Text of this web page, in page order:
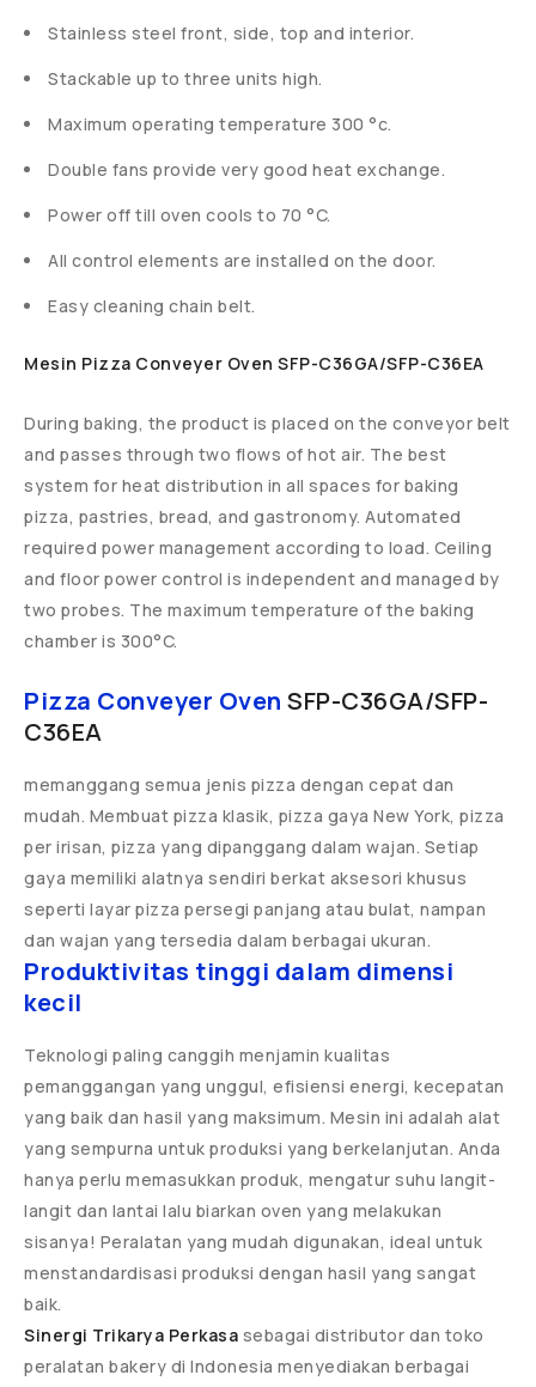
Stainless steel front, side, top and interior.
Stackable up to three units high.
Maximum operating temperature 300 °c.
Double fans provide very good heat exchange.
Power off till oven cools to 70 °C.
All control elements are installed on the door.
Easy cleaning chain belt.
Mesin Pizza Conveyer Oven SFP-C36GA/SFP-C36EA
During baking, the product is placed on the conveyor belt
and passes through two flows of hot air. The best
system for heat distribution in all spaces for baking
pizza, pastries, bread, and gastronomy. Automated
required power management according to load. Ceiling
and floor power control is independent and managed by
two probes. The maximum temperature of the baking
chamber is 300°C.
Pizza Conveyer Oven SFP-C36GA/SFP-
C36EA
memanggang semua jenis pizza dengan cepat dan
mudah. Membuat pizza klasik, pizza gaya New York, pizza
per irisan, pizza yang dipanggang dalam wajan. Setiap
gaya memiliki alatnya sendiri berkat aksesori khusus
seperti layar pizza persegi panjang atau bulat, nampan
dan wajan yang tersedia dalam berbagai ukuran.
Produktivitas tinggi dalam dimensi
kecil
Teknologi paling canggih menjamin kualitas
pemanggangan yang unggul, efisiensi energi, kecepatan
yang baik dan hasil yang maksimum. Mesin ini adalah alat
yang sempurna untuk produksi yang berkelanjutan. Anda
hanya perlu memasukkan produk, mengatur suhu langit-
langit dan lantai lalu biarkan oven yang melakukan
sisanya! Peralatan yang mudah digunakan, ideal untuk
menstandardisasi produksi dengan hasil yang sangat
baik.
Sinergi Trikarya Perkasa sebagai distributor dan toko
peralatan bakery di Indonesia menyediakan berbagai